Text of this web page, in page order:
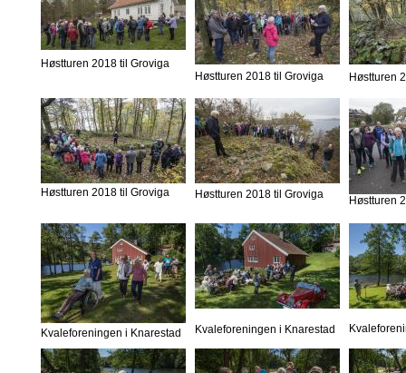
Høstturen 2018 til Groviga
Høstturen 2018 til Groviga
Høstturen
Høstturen 2018 til Groviga Høstturen 2018 til Groviga Høstturen
Kvaleforeningen i Knarestad Kvaleforeningen i Knarestad